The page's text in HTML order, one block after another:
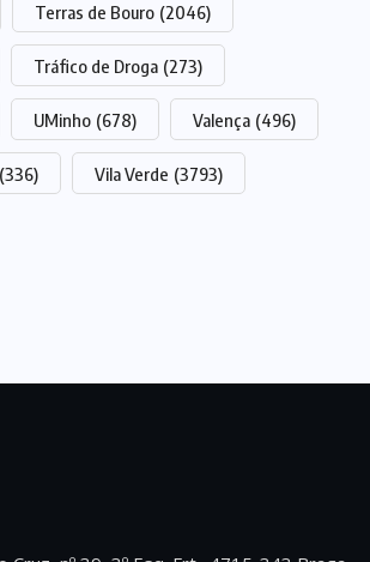
Terras de Bouro (2046)
Tráfico de Droga (273)
UMinho (678) Valença (496)
(336) Vila Verde (3793)